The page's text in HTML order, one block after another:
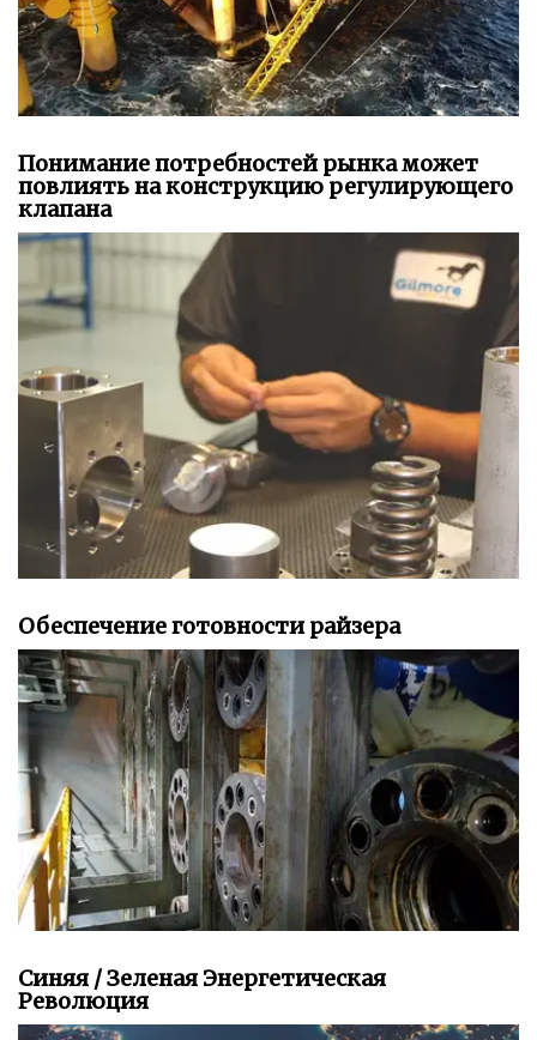
Понимание потребностей рынка может
повлиять на конструкцию регулирующего
клапана
Обеспечение готовности райзера
Синяя / Зеленая Энергетическая
Революция